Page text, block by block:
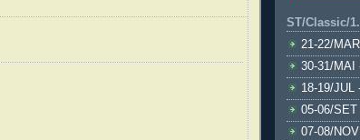
ST/Classic/
21-22/
30-31/MAI
18-19/JUL
05-06/
07-08/